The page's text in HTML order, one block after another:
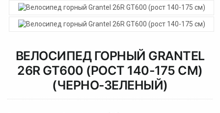
ВЕЛОСИПЕД ГОРНЫЙ GRANTEL
26R GT600 (РОСТ 140-175 СМ)
(ЧЕРНО-ЗЕЛЕНЫЙ)